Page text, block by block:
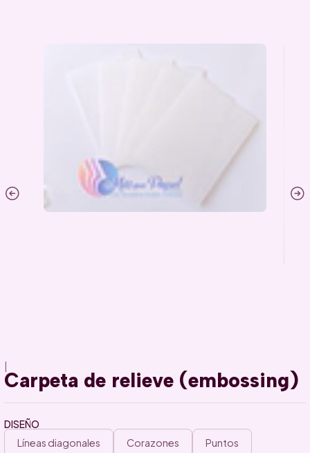
Carpeta de relieve (embossing)
DISEÑO
Líneas diagonales Corazones Puntos